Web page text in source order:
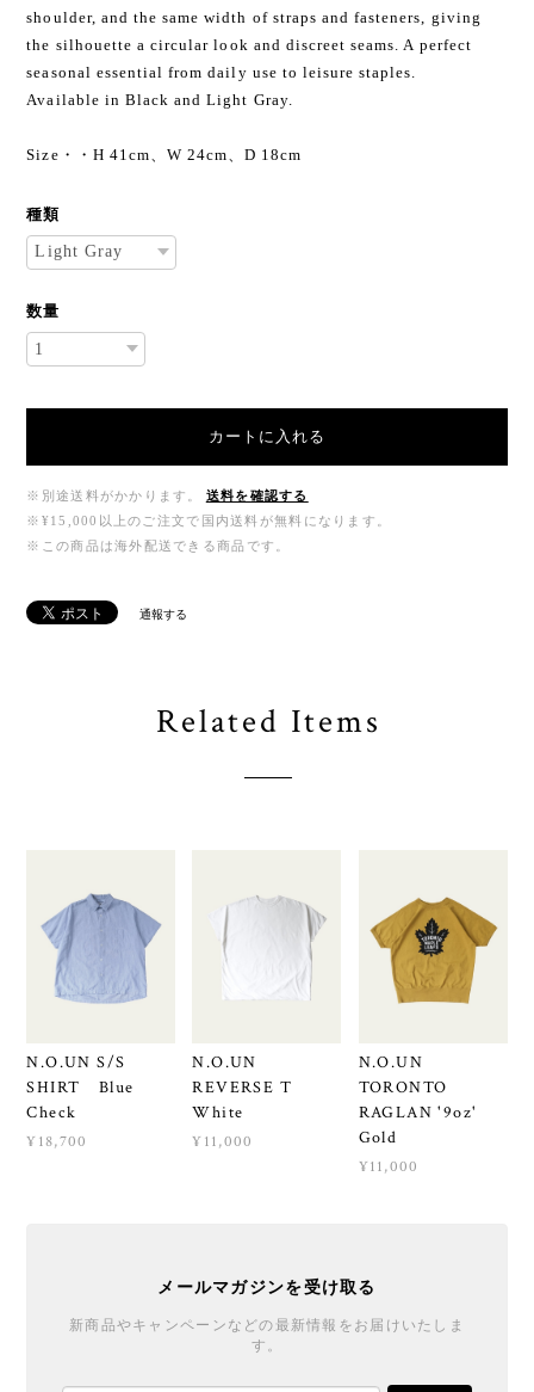
shoulder, and the same width of straps and fasteners, giving
the silhouette a circular look and discreet seams. A perfect
seasonal essential from daily use to leisure staples.
Available in Black and Light Gray.
Size・・H 41cm、W 24cm、D 18cm
種類
数量
カートに入れる
※別途送料がかかります。
送料を確認する
※¥15,000以上のご注文で国内送料が無料になります。
※この商品は海外配送できる商品です。
通報する
Related Items
N.O.UN S/S
SHIRT Blue
Check
¥18,700
N.O.UN
REVERSE T
White
¥11,000
N.O.UN
TORONTO
RAGLAN '9oz'
Gold
¥11,000
メールマガジンを受け取る
新商品やキャンペーンなどの最新情報をお届けいたしま
す。